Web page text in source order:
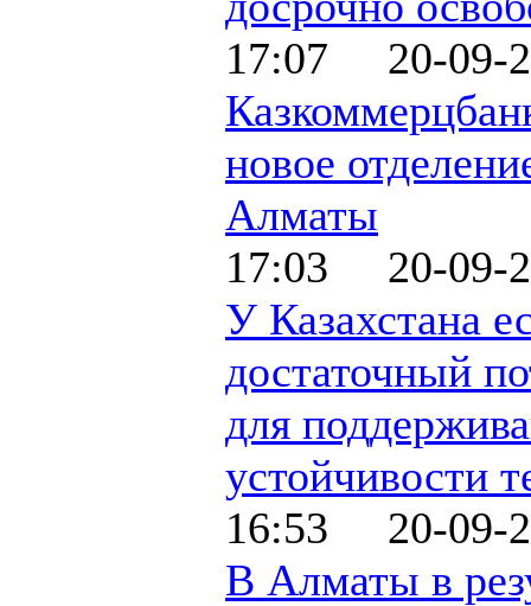
17:07 20-09-
новое
Алматы
17:03 20-09-
У Казахстана
достаточный
для
устойчивости
16:53 20-09-
В Алматы в